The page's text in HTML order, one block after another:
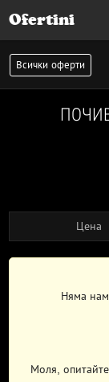
Ofertini
Всички оферти
Цена
Няма
Моля,